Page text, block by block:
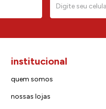
institucional
quem somos
nossas lojas